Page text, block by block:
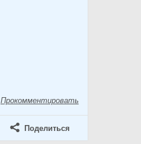
Прокомментировать
Поделиться